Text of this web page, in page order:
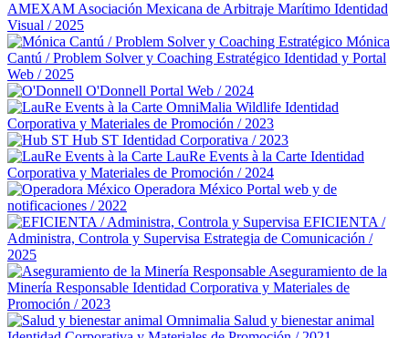
AMEXAM Asociación Mexicana de Arbitraje Marítimo Identidad
Visual / 2025
Mónica
Cantú / Problem Solver y Coaching Estratégico Identidad y Portal
Web / 2025
O'Donnell Portal Web / 2024
OmniMalia Wildlife Identidad
Corporativa y Materiales de Promoción / 2023
Hub ST Identidad Corporativa / 2023
LauRe Events à la Carte Identidad
Corporativa y Materiales de Promoción / 2024
Operadora México Portal web y de
notificaciones / 2022
EFICIENTA /
Administra, Controla y Supervisa Estrategia de Comunicación /
2025
Aseguramiento de la
Minería Responsable Identidad Corporativa y Materiales de
Promoción / 2023
Omnimalia Salud y bienestar animal